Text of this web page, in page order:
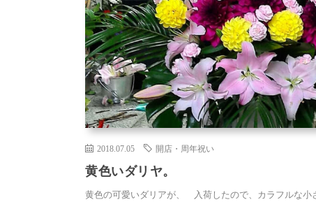
2018.07.05 開店・周年祝い
黄色いダリヤ。
黄色の可愛いダリアが、 入荷したので、カラフルな